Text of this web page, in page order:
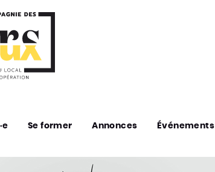
Se former Annonces Événements